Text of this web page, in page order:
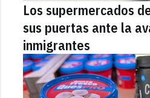
Los supermercados
sus puertas ante la
inmigrantes